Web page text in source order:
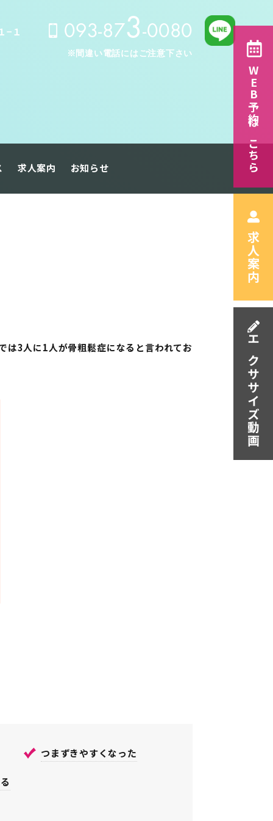
093-873-0080
※間違い電話にはご注意下さい
−１
WEB予約はこちら
求人案内
エクササイズ動画
求人案内 お知らせ
は3⼈に1⼈が⾻粗鬆症になると⾔われてお
つまずきやすくなった